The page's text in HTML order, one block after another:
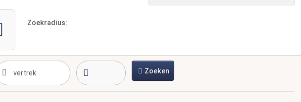
Zoekradius:
Zoeken